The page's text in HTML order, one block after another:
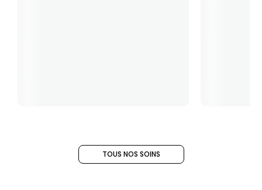
TOUS NOS SOINS